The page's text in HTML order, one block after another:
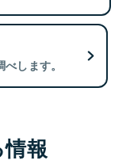
します。
報